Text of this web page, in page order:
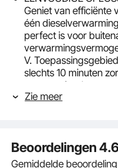
Geniet van efficiënte
één
perfect is voor
V.
slechts 10 minuten
warmtewisselaar
een snelle en
heeft een verbeterde
meer gemak.
Zie meer
Beoordelingen4.6
Gemiddelde